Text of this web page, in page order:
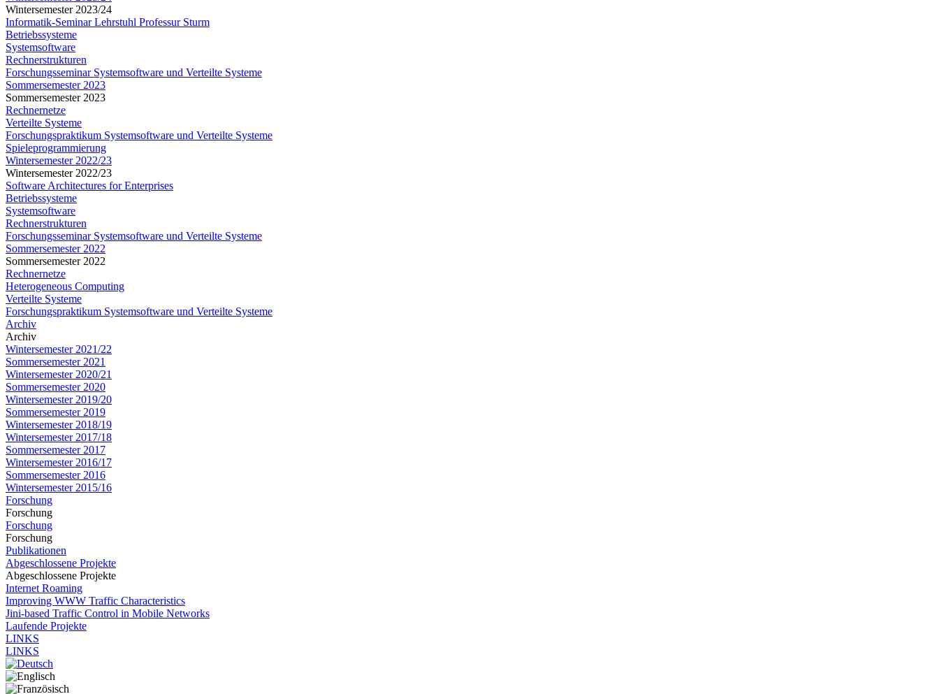
Wintersemester 2023/24
Informatik-Seminar Lehrstuhl Professur Sturm
Betriebssysteme
Systemsoftware
Rechnerstrukturen
Forschungsseminar Systemsoftware und Verteilte Systeme
Sommersemester 2023
Sommersemester 2023
Rechnernetze
Verteilte Systeme
Forschungspraktikum Systemsoftware und Verteilte Systeme
Spieleprogrammierung
Wintersemester 2022/23
Wintersemester 2022/23
Software Architectures for Enterprises
Betriebssysteme
Systemsoftware
Rechnerstrukturen
Forschungsseminar Systemsoftware und Verteilte Systeme
Sommersemester 2022
Sommersemester 2022
Rechnernetze
Heterogeneous Computing
Verteilte Systeme
Forschungspraktikum Systemsoftware und Verteilte Systeme
Archiv
Archiv
Wintersemester 2021/22
Sommersemester 2021
Wintersemester 2020/21
Sommersemester 2020
Wintersemester 2019/20
Sommersemester 2019
Wintersemester 2018/19
Wintersemester 2017/18
Sommersemester 2017
Wintersemester 2016/17
Sommersemester 2016
Wintersemester 2015/16
Forschung
Forschung
Forschung
Forschung
Publikationen
Abgeschlossene Projekte
Abgeschlossene Projekte
Internet Roaming
Improving WWW Traffic Characteristics
Jini-based Traffic Control in Mobile Networks
Laufende Projekte
LINKS
LINKS